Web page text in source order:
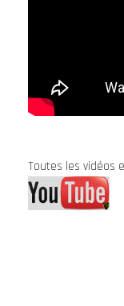
Toutes les vidéos